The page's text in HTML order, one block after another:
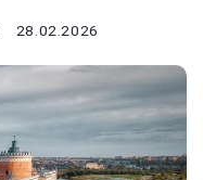
28.02.2026